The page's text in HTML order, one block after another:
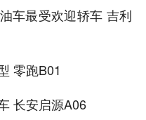
车最受欢迎轿车 吉利
零跑B01
长安启源A06